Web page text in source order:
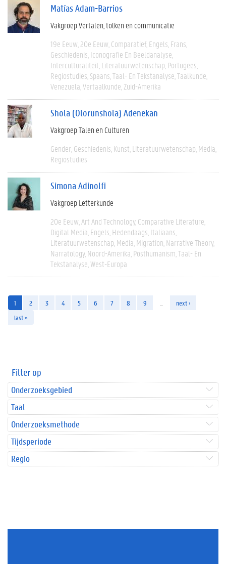
Matías Adam-Barrios
Vakgroep Vertalen, tolken en communicatie
19e Eeuw 20e Eeuw Comparatief Engels Frans
Geschiedenis Iconografie En Beeldanalyse
Interculturaliteit Literatuurwetenschap Portugees
Regiostudies Spaans Taal- En Tekstanalyse Taalkunde
Venezuela Vertaalkunde Zuid-Amerika
Shola (Olorunshola) Adenekan
Vakgroep Talen en Culturen
Gender Geschiedenis Kunst Literatuurwetenschap Media
Regiostudies
Simona Adinolfi
Vakgroep Letterkunde
20e Eeuw Art And Technology Comparative Literature
Digital Media Engels Hedendaags Italiaans
Literatuurwetenschap Media Migration Narrative Theory
Narratology Noord-Amerika Posthumanism Taal- En
Tekstanalyse West-Europa
1 2 3 4 5 6 7 8 9
next ›
last »
Filter op
Onderzoeksgebied
Taal
Onderzoeksmethode
Tijdsperiode
Regio